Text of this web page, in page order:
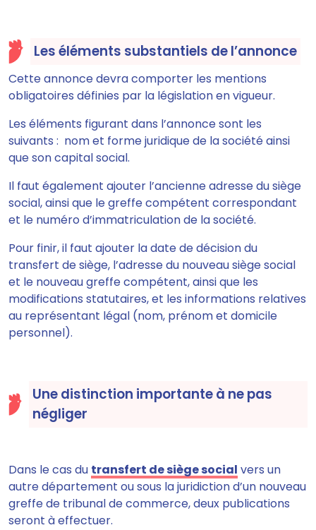
Les éléments substantiels de l’annonce
Cette annonce devra comporter les mentions
obligatoires définies par la législation en vigueur.
Les éléments figurant dans l’annonce sont les
suivants : nom et forme juridique de la société ainsi
que son capital social.
Il faut également ajouter l’ancienne adresse du siège
social, ainsi que le greffe compétent correspondant
et le numéro d’immatriculation de la société.
Pour finir, il faut ajouter la date de décision du
transfert de siège, l’adresse du nouveau siège social
et le nouveau greffe compétent, ainsi que les
modifications statutaires, et les informations relatives
au représentant légal (nom, prénom et domicile
personnel).
Une distinction importante à ne pas
négliger
Dans le cas du transfert de siège social vers un
autre département ou sous la juridiction d’un nouveau
greffe de tribunal de commerce,deux publications
seront à effectuer.